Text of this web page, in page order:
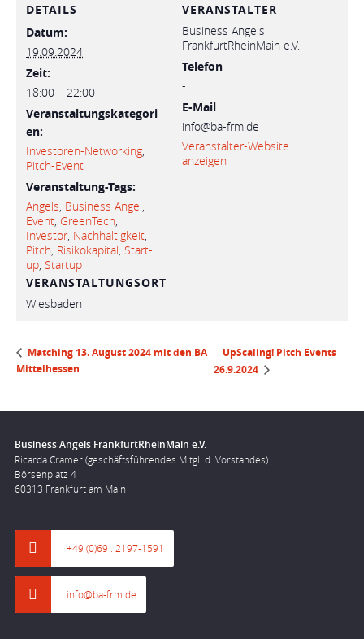
DETAILS
Datum:
19.09.2024
Zeit:
18:00 – 22:00
Veranstaltungskategori
en:
Investoren-Networking,
Pitch-Event
Veranstaltung-Tags:
Angels, Business Angel,
Event, GreenTech,
Investor, Nachhaltigkeit,
Pitch, Risikokapital, Start-
up, Startup
VERANSTALTUNGSORT
Wiesbaden
VERANSTALTER
Business Angels
FrankfurtRheinMain e.V.
Telefon
-
E-Mail
info@ba-frm.de
Veranstalter-Website
anzeigen
Matching 13. August 2024 mit den BA
Mittelhessen
UpScaling! Pitch Events
26.9.2024
Business Angels FrankfurtRheinMain e.V.
Ricarda Cramer (geschäftsführendes Mitgl. d. Vorstandes)
Börsenplatz 4
60313 Frankfurt am Main
+49 (0)69 . 2197-1591
info@ba-frm.de